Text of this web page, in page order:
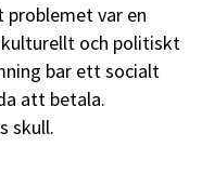
var en
och politiskt
bar ett socialt
att betala.
skull.